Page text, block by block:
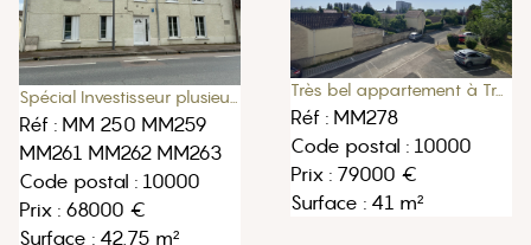
Spécial Investisseur plusieurs appartements sur Troyes
Réf : MM 250 MM259
MM261 MM262 MM263
Code postal : 10000
Prix : 68000 €
Surface : 42.75 m²
Très bel appartement à Troyes proche université , lycée, commerces
Réf : MM278
Code postal : 10000
Prix : 79000 €
Surface : 41 m²